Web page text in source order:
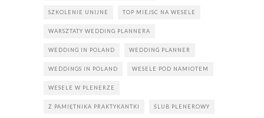
SZKOLENIE UNIJNE TOP MIEJSC NA WESELE
WARSZTATY WEDDING PLANNERA
WEDDING IN POLAND WEDDING PLANNER
WEDDINGS IN POLAND WESELE POD NAMIOTEM
WESELE W PLENERZE
Z PAMIĘTNIKA PRAKTYKANTKI ŚLUB PLENEROWY